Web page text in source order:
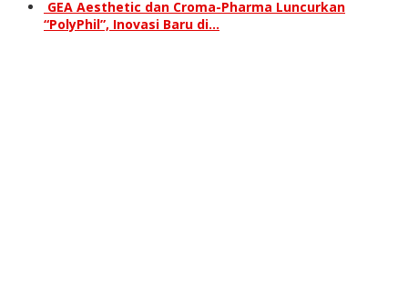
GEA Aesthetic dan Croma-Pharma Luncurkan
“PolyPhil”, Inovasi Baru di…